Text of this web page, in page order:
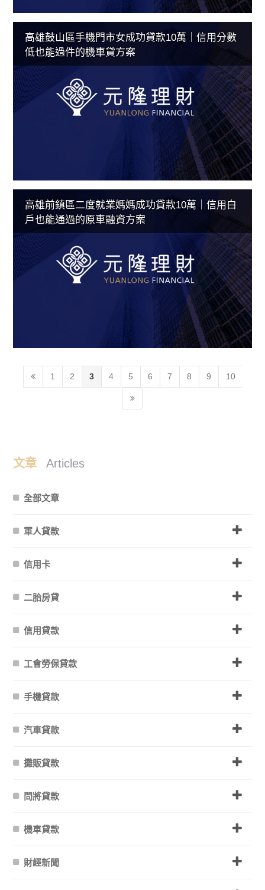
高雄鼓山區手機門市女成功貸款10萬｜信用分數
低也能過件的機車貸方案
高雄前鎮區二度就業媽媽成功貸款10萬｜信用白
戶也能通過的原車融資方案
1 2 3 4 5 6 7 8 9 10
文章 Articles
全部文章
軍人貸款
信用卡
二胎房貸
信用貸款
工會勞保貸款
手機貸款
汽車貸款
攤販貸款
問將貸款
機車貸款
財經新聞